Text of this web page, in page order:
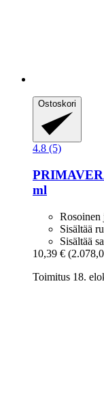
Ostoskori
4.8 (5)
ml
Rosoinen
Sisältää
Sisältää
10,39 €
Toimitus 18.